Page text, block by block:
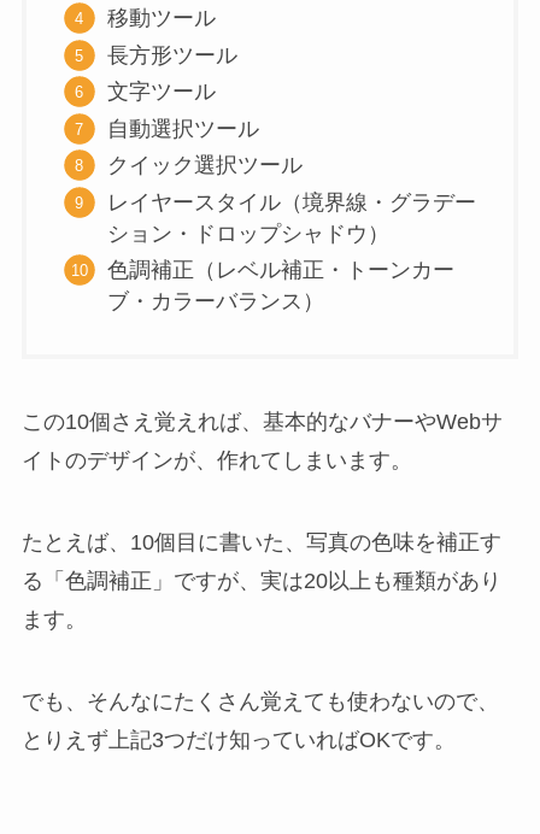
移動ツール
長方形ツール
文字ツール
自動選択ツール
クイック選択ツール
レイヤースタイル（境界線・グラデー
ション・ドロップシャドウ）
色調補正（レベル補正・トーンカー
ブ・カラーバランス）
この10個さえ覚えれば、基本的なバナーやWebサ
イトのデザインが、作れてしまいます。
たとえば、10個目に書いた、写真の色味を補正す
る「色調補正」ですが、実は20以上も種類があり
ます。
でも、そんなにたくさん覚えても使わないので、
とりえず上記3つだけ知っていればOKです。